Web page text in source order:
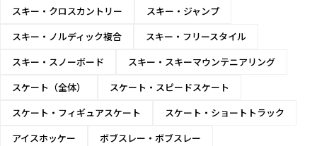
女子 大回転
女子 スーパー
スキー・クロスカントリー
スキー・ジャンプ
スキー・ノルディック複合
スキー・フリースタイル
スキー・スノーボード
スキー・スキーマウンテニアリング
スケート（全体）
スケート・スピードスケート
スケート・フィギュアスケート
スケート・ショートトラック
アイスホッケー
ボブスレー・ボブスレー